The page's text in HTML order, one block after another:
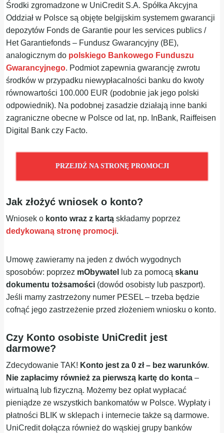
Środki zgromadzone w UniCredit S.A. Spółka Akcyjna
Oddział w Polsce są objęte belgijskim systemem gwarancji
depozytów Fonds de Garantie pour les services publics /
Het Garantiefonds – Fundusz Gwarancyjny (BE),
analogicznym do polskiego Bankowego Funduszu
Gwarancyjnego. Podmiot zapewnia gwarancję zwrotu
środków w przypadku niewypłacalności banku do kwoty
równowartości 100.000 EUR (podobnie jak jego polski
odpowiednik). Na podobnej zasadzie działają inne banki
zagraniczne obecne w Polsce od lat, np. InBank, Raiffeisen
Digital Bank czy Facto.
PRZEJDŹ NA STRONĘ PROMOCJI
Jak złożyć wniosek o konto?
Wniosek o konto wraz z kartą składamy poprzez
dedykowaną stronę promocji.
Umowę zawieramy na jeden z dwóch wygodnych
sposobów: poprzez mObywatel lub za pomocąskanu
dokumentu tożsamości (dowód osobisty lub paszport).
Jeśli mamy zastrzeżony numer PESEL – trzeba będzie
cofnąć jego zastrzeżenie przed złożeniem wniosku o konto.
Czy Konto osobiste UniCredit jest
darmowe?
Zdecydowanie TAK! Konto jest za 0 zł – bez warunków.
Nie zapłacimy również za pierwszą kartę do konta –
wirtualną lub fizyczną. Możemy bez opłat wypłacać
pieniądze ze wszystkich bankomatów w Polsce. Wypłaty i
płatności BLIK w sklepach i internecie także są darmowe.
UniCredit dołącza również do wąskiej grupy banków